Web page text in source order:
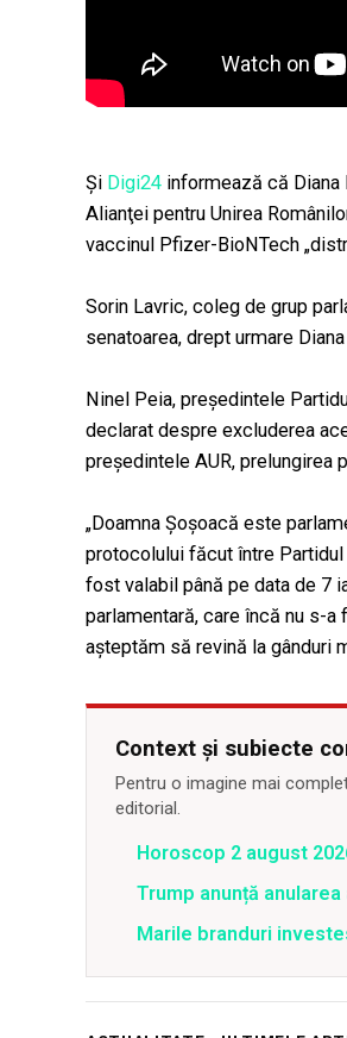
Și Digi24 informează că Diana
Alianţei pentru Unirea
vaccinul Pfizer-BioNTech
Sorin Lavric, coleg de grup
senatoarea, drept urmare
Ninel Peia, preşedintele
declarat despre excluderea
președintele AUR, prelungirea
„Doamna Şoşoacă este
protocolului făcut între
fost valabil până pe data de 7
parlamentară, care încă nu s-
aşteptăm să revină la gânduri
Context și subiecte
Pentru o imagine mai
editorial.
Horoscop 2 august
Trump anunță
Marile branduri